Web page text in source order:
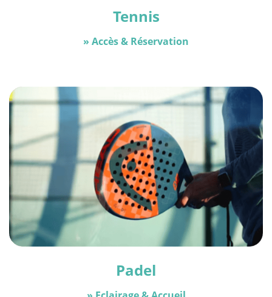
Tennis
» Accès & Réservation
Padel